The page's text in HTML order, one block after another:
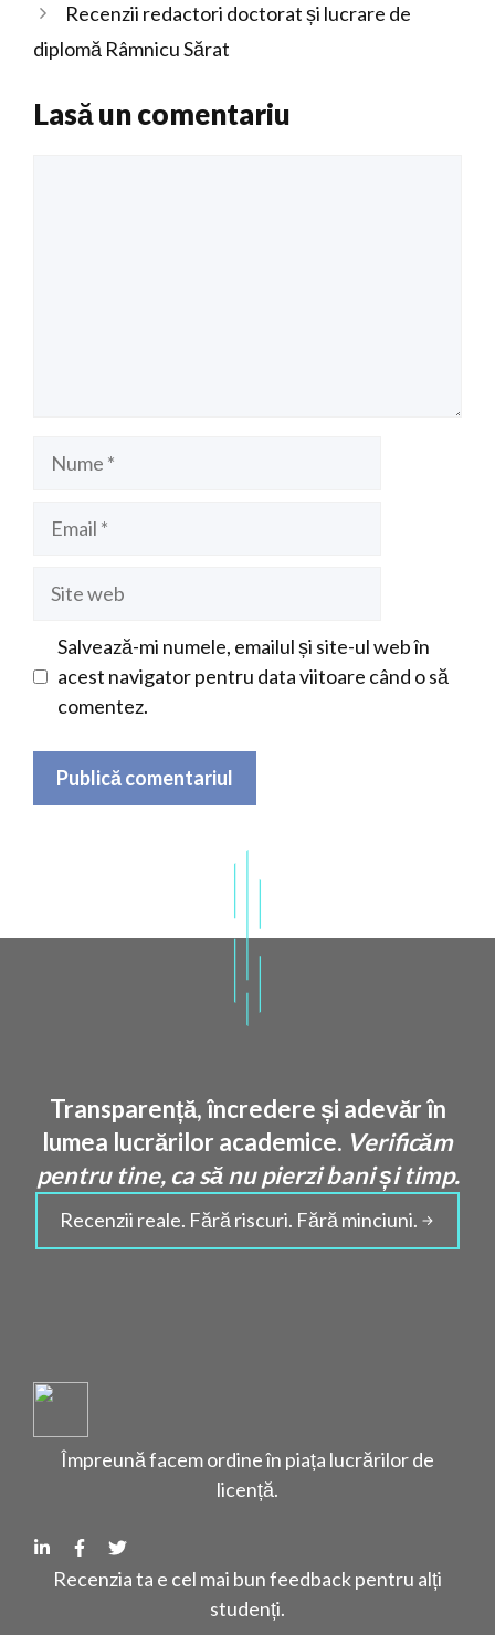
Recenzii redactori doctorat și lucrare de
diplomă Râmnicu Sărat
Lasă un comentariu
Salvează-mi numele, emailul și site-ul web în
acest navigator pentru data viitoare când o să
comentez.
Transparență, încredere și adevăr în
lumea lucrărilor academice. Verificăm
pentru tine, ca să nu pierzi bani și timp.
Recenzii reale. Fără riscuri. Fără minciuni.
Împreună facem ordine în piața lucrărilor de
licență.
Recenzia ta e cel mai bun feedback pentru alți
studenți.